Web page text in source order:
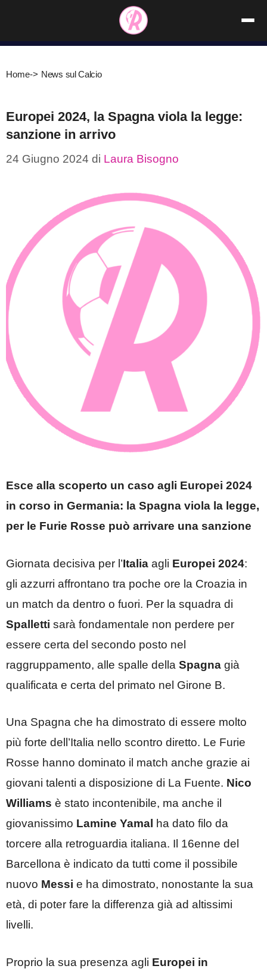
contenuto
Home-> News sul Calcio
Europei 2024, la Spagna viola la legge:
sanzione in arrivo
24 Giugno 2024 di Laura Bisogno
Esce alla scoperto un caso agli Europei 2024
in corso in Germania: la Spagna viola la legge,
per le Furie Rosse può arrivare una sanzione
Giornata decisiva per l’Italia agli Europei 2024:
gli azzurri affrontano tra poche ore la Croazia in
un match da dentro o fuori. Per la squadra di
Spalletti sarà fondamentale non perdere per
essere certa del secondo posto nel
raggruppamento, alle spalle della Spagna già
qualificata e certa del primato nel Girone B.
Una Spagna che ha dimostrato di essere molto
più forte dell’Italia nello scontro diretto. Le Furie
Rosse hanno dominato il match anche grazie ai
giovani talenti a disposizione di La Fuente. Nico
Williams è stato incontenibile, ma anche il
giovanissimo Lamine Yamal
ha dato filo da
torcere alla retroguardia italiana. Il 16enne del
Barcellona è indicato da tutti come il possibile
nuovo Messi e ha dimostrato, nonostante la sua
età, di poter fare la differenza già ad altissimi
livelli.
Proprio la sua presenza agli Europei in